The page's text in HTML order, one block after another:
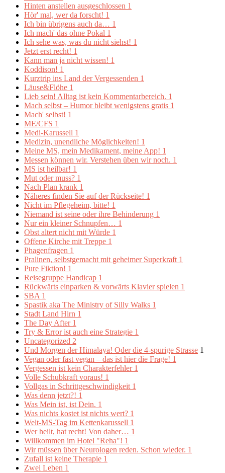
Hinten anstellen ausgeschlossen 1
Hör' mal, wer da forscht! 1
Ich bin übrigens auch da… 1
Ich mach' das ohne Pokal 1
Ich sehe was, was du nicht siehst! 1
Jetzt erst recht! 1
Kann man ja nicht wissen! 1
Koddison! 1
Kurztrip ins Land der Vergessenden 1
Läuse&Flöhe 1
Lieb sein! Alltag ist kein Kommentarbereich. 1
Mach selbst – Humor bleibt wenigstens gratis 1
Mach' selbst! 1
ME/CFS 1
Medi-Karussell 1
Medizin, unendliche Möglichkeiten! 1
Meine MS, mein Medikament, meine App! 1
Messen können wir. Verstehen üben wir noch. 1
MS ist heilbar! 1
Mut oder muss? 1
Nach Plan krank 1
Näheres finden Sie auf der Rückseite! 1
Nicht im Pflegeheim, bitte! 1
Niemand ist seine oder ihre Behinderung 1
Nur ein kleiner Schnupfen… 1
Obst altert nicht mit Würde 1
Offene Kirche mit Treppe 1
Phagenfragen 1
Pralinen, selbstgemacht mit geheimer Superkraft 1
Pure Fiktion! 1
Reisegruppe Handicap 1
Rückwärts einparken & vorwärts Klavier spielen 1
SBA 1
Spastik aka The Ministry of Silly Walks 1
Stadt Land Hirn 1
The Day After 1
Try & Error ist auch eine Strategie 1
Uncategorized 2
Und Morgen der Himalaya! Oder die 4-spurige Strasse 1
Vegan oder fast vegan – das ist hier die Frage! 1
Vergessen ist kein Charakterfehler 1
Volle Schubkraft voraus! 1
Vollgas in Schrittgeschwindigkeit 1
Was denn jetzt?! 1
Was Mein ist, ist Dein. 1
Was nichts kostet ist nichts wert? 1
Welt-MS-Tag im Kettenkarussell 1
Wer heilt, hat recht! Von daher… 1
Willkommen im Hotel "Reha"! 1
Wir müssen über Neurologen reden. Schon wieder. 1
Zufall ist keine Therapie 1
Zwei Leben 1